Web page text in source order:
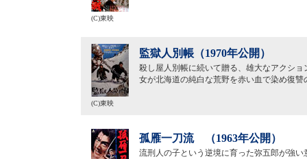
(C)東映
監獄人別帳（1970年公開）
殺し屋人別帳に続いて贈る、雄大なアクシ
女が北海道の純白な荒野を赤い血で染め復讐
(C)東映
孤雁一刀流 （1963年公開）
流刑人の子という逆境に育った弥五郎が強